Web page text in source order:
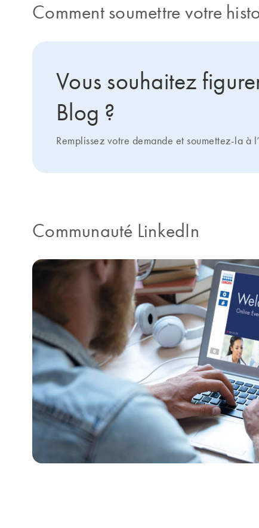
Comment soumettre votre
Vous souhaitez
Blog ?
Remplissez votre demande et soumettez-la à
Communauté LinkedIn